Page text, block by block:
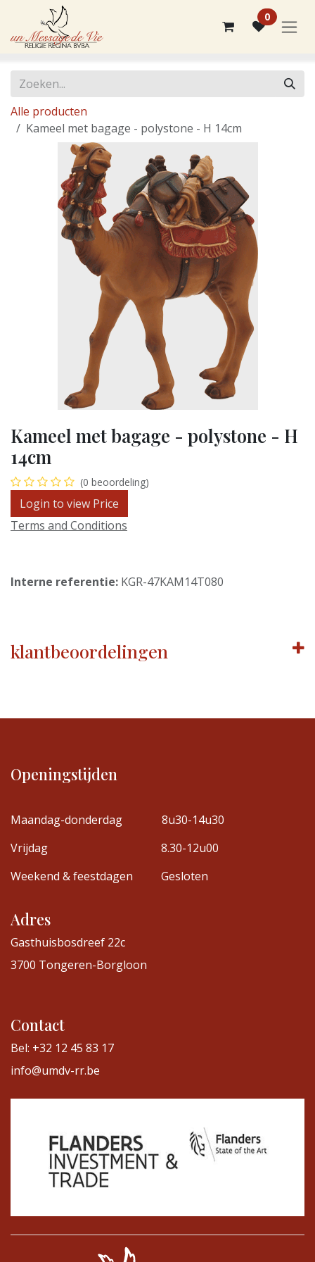
Overslaan naar inhoud
0
Alle producten
Kameel met bagage - polystone - H 14cm
Kameel met bagage - polystone - H
14cm
(0 beoordeling)
Login to view Price
Terms and Conditions
Interne referentie: KGR-47KAM14T080
klantbeoordelingen
Openingstijden
Maandag-donderdag
8u30-14u30
Vrijdag
8.30-12u00
Weekend & feestdagen
Gesloten
Adres
Gasthuisbosdreef 22c
3700 Tongeren-Borgloon
Contact
Bel: +32 12 45 83 17
info@umdv-rr.be